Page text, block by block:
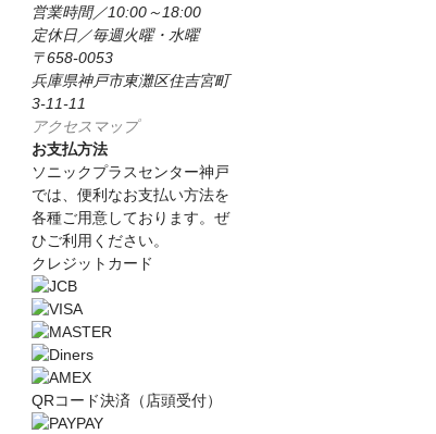
営業時間／10:00～18:00
定休日／毎週火曜・水曜
〒658-0053
兵庫県神戸市東灘区住吉宮町
3-11-11
アクセスマップ
お支払方法
ソニックプラスセンター神戸
では、便利なお支払い方法を
各種ご用意しております。ぜ
ひご利用ください。
クレジットカード
QRコード決済（店頭受付）